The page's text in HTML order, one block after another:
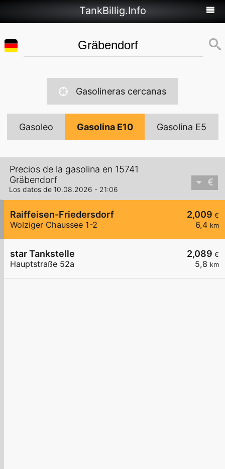
TankBillig.Info
Gasolineras cercanas
Gasoleo Gasolina E10 Gasolina E5
Precios de la gasolina en 15741
Gräbendorf
Los datos de 10.08.2026 - 21:06
2,009 €
6,4 km
Raiffeisen-Friedersdorf
Wolziger Chaussee 1-2
2,089 €
5,8 km
star Tankstelle
Hauptstraße 52a